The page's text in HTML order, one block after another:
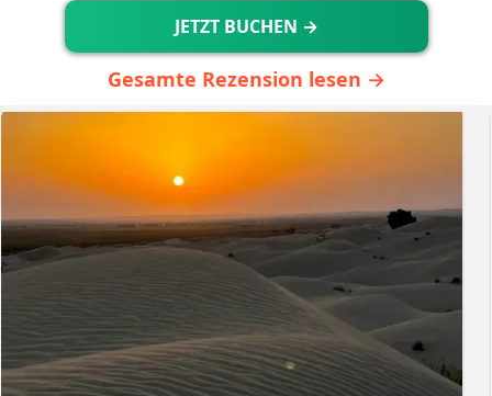
JETZT BUCHEN →
Gesamte Rezension lesen →